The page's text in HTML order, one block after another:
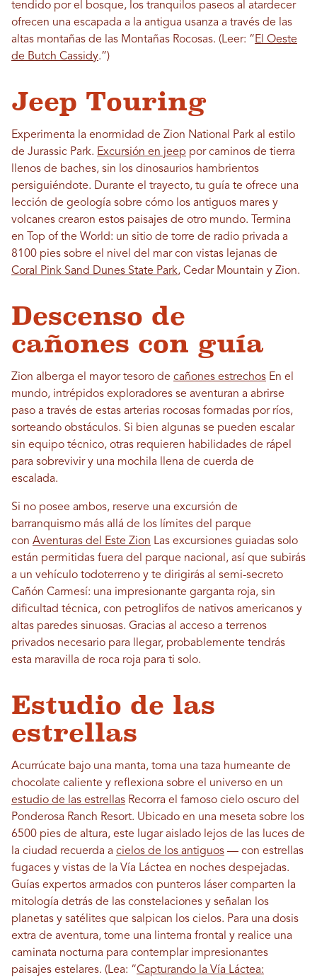
tendido por el bosque, los tranquilos paseos al atardecer
ofrecen una escapada a la antigua usanza a través de las
altas montañas de las Montañas Rocosas. (Leer: “El Oeste
de Butch Cassidy.”)
Jeep Touring
Experimenta la enormidad de Zion National Park al estilo
de Jurassic Park. Excursión en jeep por caminos de tierra
llenos de baches, sin los dinosaurios hambrientos
persiguiéndote. Durante el trayecto, tu guía te ofrece una
lección de geología sobre cómo los antiguos mares y
volcanes crearon estos paisajes de otro mundo. Termina
en Top of the World: un sitio de torre de radio privada a
8100 pies sobre el nivel del mar con vistas lejanas de
Coral Pink Sand Dunes State Park, Cedar Mountain y Zion.
Descenso de
cañones con guía
Zion alberga el mayor tesoro de cañones estrechos En el
mundo, intrépidos exploradores se aventuran a abrirse
paso a través de estas arterias rocosas formadas por ríos,
sorteando obstáculos. Si bien algunas se pueden escalar
sin equipo técnico, otras requieren habilidades de rápel
para sobrevivir y una mochila llena de cuerda de
escalada.
Si no posee ambos, reserve una excursión de
barranquismo más allá de los límites del parque
con Aventuras del Este Zion Las excursiones guiadas solo
están permitidas fuera del parque nacional, así que subirás
a un vehículo todoterreno y te dirigirás al semi-secreto
Cañón Carmesí: una impresionante garganta roja, sin
dificultad técnica, con petroglifos de nativos americanos y
altas paredes sinuosas. Gracias al acceso a terrenos
privados necesario para llegar, probablemente tendrás
esta maravilla de roca roja para ti solo.
Estudio de las
estrellas
Acurrúcate bajo una manta, toma una taza humeante de
chocolate caliente y reflexiona sobre el universo en un
estudio de las estrellas Recorra el famoso cielo oscuro del
Ponderosa Ranch Resort. Ubicado en una meseta sobre los
6500 pies de altura, este lugar aislado lejos de las luces de
la ciudad recuerda a cielos de los antiguos — con estrellas
fugaces y vistas de la Vía Láctea en noches despejadas.
Guías expertos armados con punteros láser comparten la
mitología detrás de las constelaciones y señalan los
planetas y satélites que salpican los cielos. Para una dosis
extra de aventura, tome una linterna frontal y realice una
caminata nocturna para contemplar impresionantes
paisajes estelares. (Lea: “Capturando la Vía Láctea: